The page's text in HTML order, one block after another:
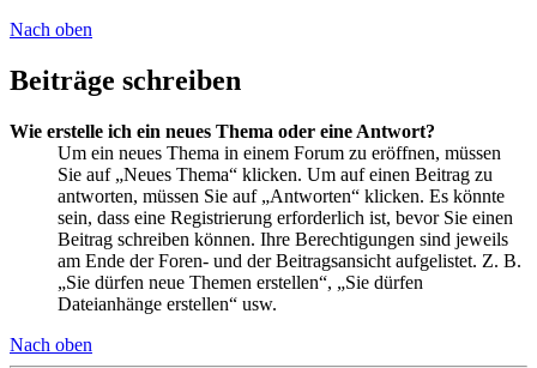
Nach oben
Beiträge schreiben
Wie erstelle ich ein neues Thema oder eine Antwort?
Um ein neues Thema in einem Forum zu eröffnen, müssen
Sie auf „Neues Thema“ klicken. Um auf einen Beitrag zu
antworten, müssen Sie auf „Antworten“ klicken. Es könnte
sein, dass eine Registrierung erforderlich ist, bevor Sie einen
Beitrag schreiben können. Ihre Berechtigungen sind jeweils
am Ende der Foren- und der Beitragsansicht aufgelistet. Z. B.
„Sie dürfen neue Themen erstellen“, „Sie dürfen
Dateianhänge erstellen“ usw.
Nach oben